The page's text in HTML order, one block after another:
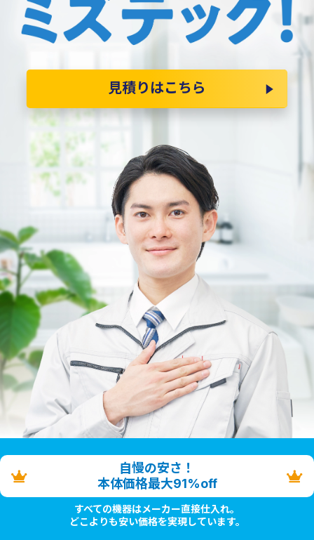
見積りはこちら
自慢の安さ！
本体価格最大91%off
すべての機器はメーカー直接仕入れ。
どこよりも安い価格を実現しています。